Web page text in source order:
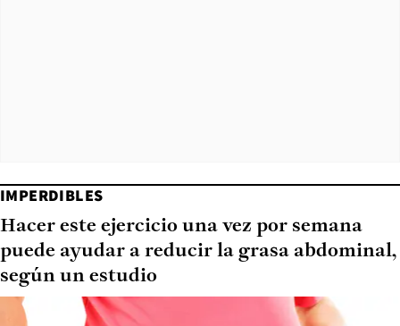
IMPERDIBLES
Hacer este ejercicio una vez por semana
puede ayudar a reducir la grasa abdominal,
según un estudio